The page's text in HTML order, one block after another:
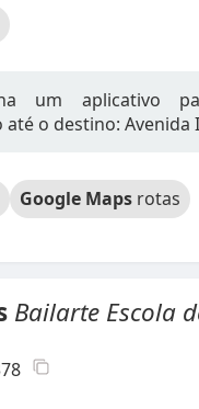
um aplicativo
até o destino: Avenida
Google Maps rotas
Bailarte Escola